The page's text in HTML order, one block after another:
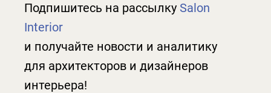
Подпишитесь на рассылку Salon
Interior
и получайте новости и аналитику
для архитекторов и дизайнеров
интерьера!